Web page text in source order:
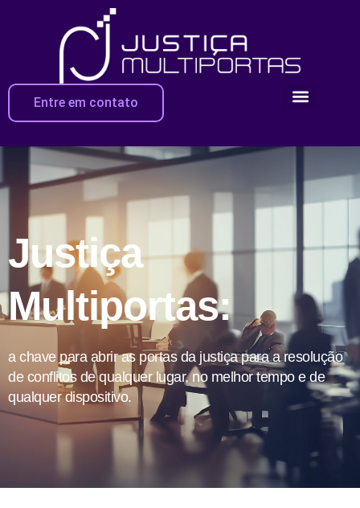
Entre em contato
Justiça
Multiportas:
a chave para abrir as portas da justiça para a resolução
de conflitos de qualquer lugar, no melhor tempo e de
qualquer dispositivo.